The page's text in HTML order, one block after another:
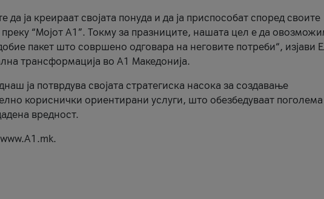
ја креираат својата понуда и да ја приспособат според своите
“Мојот А1”. Токму за празниците, нашата цел е да
пакет што совршено одговара на неговите потреби“, изјави
трансформација во А1 Македонија.
ја потврдува својата стратегиска насока за создавање
кориснички ориентирани услуги, што обезбедуваат поголема
вредност.